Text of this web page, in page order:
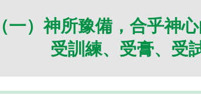
）神所豫備，合乎神心
受訓練、受膏、受